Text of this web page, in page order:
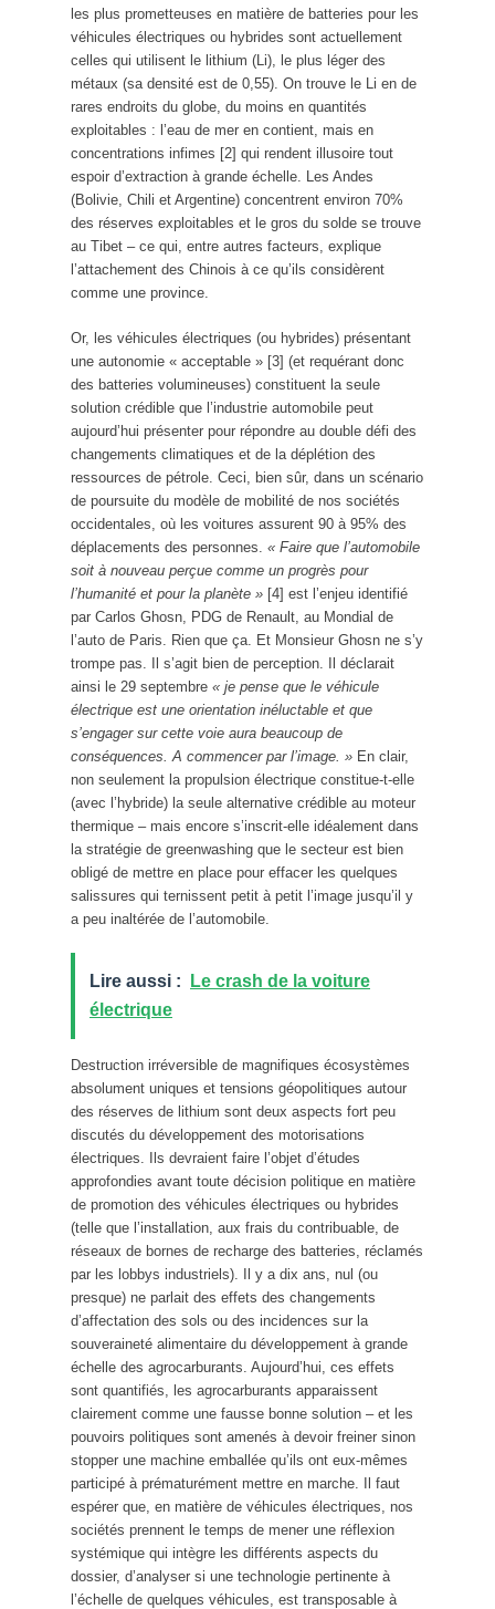
les plus prometteuses en matière de batteries pour les
véhicules électriques ou hybrides sont actuellement
celles qui utilisent le lithium (Li), le plus léger des
métaux (sa densité est de 0,55). On trouve le Li en de
rares endroits du globe, du moins en quantités
exploitables : l’eau de mer en contient, mais en
concentrations infimes [2] qui rendent illusoire tout
espoir d’extraction à grande échelle. Les Andes
(Bolivie, Chili et Argentine) concentrent environ 70%
des réserves exploitables et le gros du solde se trouve
au Tibet – ce qui, entre autres facteurs, explique
l’attachement des Chinois à ce qu’ils considèrent
comme une province.
Or, les véhicules électriques (ou hybrides) présentant
une autonomie « acceptable » [3] (et requérant donc
des batteries volumineuses) constituent la seule
solution crédible que l’industrie automobile peut
aujourd’hui présenter pour répondre au double défi des
changements climatiques et de la déplétion des
ressources de pétrole. Ceci, bien sûr, dans un scénario
de poursuite du modèle de mobilité de nos sociétés
occidentales, où les voitures assurent 90 à 95% des
déplacements des personnes. « Faire que l’automobile
soit à nouveau perçue comme un progrès pour
l’humanité et pour la planète » [4] est l’enjeu identifié
par Carlos Ghosn, PDG de Renault, au Mondial de
l’auto de Paris. Rien que ça. Et Monsieur Ghosn ne s’y
trompe pas. Il s’agit bien de perception. Il déclarait
ainsi le 29 septembre « je pense que le véhicule
électrique est une orientation inéluctable et que
s’engager sur cette voie aura beaucoup de
conséquences. A commencer par l’image. » En clair,
non seulement la propulsion électrique constitue-t-elle
(avec l’hybride) la seule alternative crédible au moteur
thermique – mais encore s’inscrit-elle idéalement dans
la stratégie de greenwashing que le secteur est bien
obligé de mettre en place pour effacer les quelques
salissures qui ternissent petit à petit l’image jusqu’il y
a peu inaltérée de l’automobile.
Lire aussi :
Le crash de la voiture
électrique
Destruction irréversible de magnifiques écosystèmes
absolument uniques et tensions géopolitiques autour
des réserves de lithium sont deux aspects fort peu
discutés du développement des motorisations
électriques. Ils devraient faire l’objet d’études
approfondies avant toute décision politique en matière
de promotion des véhicules électriques ou hybrides
(telle que l’installation, aux frais du contribuable, de
réseaux de bornes de recharge des batteries, réclamés
par les lobbys industriels). Il y a dix ans, nul (ou
presque) ne parlait des effets des changements
d’affectation des sols ou des incidences sur la
souveraineté alimentaire du développement à grande
échelle des agrocarburants. Aujourd’hui, ces effets
sont quantifiés, les agrocarburants apparaissent
clairement comme une fausse bonne solution – et les
pouvoirs politiques sont amenés à devoir freiner sinon
stopper une machine emballée qu’ils ont eux-mêmes
participé à prématurément mettre en marche. Il faut
espérer que, en matière de véhicules électriques, nos
sociétés prennent le temps de mener une réflexion
systémique qui intègre les différents aspects du
dossier, d’analyser si une technologie pertinente à
l’échelle de quelques véhicules, est transposable à